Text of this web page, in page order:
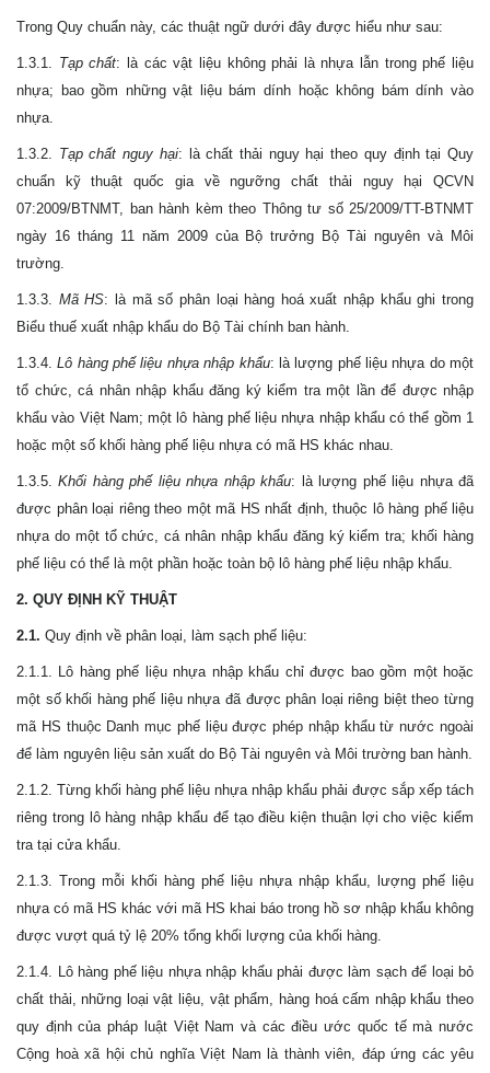
Trong Quy chuẩn này, các thuật ngữ dưới đây được hiểu như sau:
1.3.1. Tạp chất: là các vật liệu không phải là nhựa lẫn trong phế liệu
nhựa; bao gồm những vật liệu bám dính hoặc không bám dính vào
nhựa.
1.3.2. Tạp chất nguy hại: là chất thải nguy hại theo quy định tại Quy
chuẩn kỹ thuật quốc gia về ngưỡng chất thải nguy hại QCVN
07:2009/BTNMT, ban hành kèm theo Thông tư số 25/2009/TT-BTNMT
ngày 16 tháng 11 năm 2009 của Bộ trưởng Bộ Tài nguyên và Môi
trường.
1.3.3. Mã HS: là mã số phân loại hàng hoá xuất nhập khẩu ghi trong
Biểu thuế xuất nhập khẩu do Bộ Tài chính ban hành.
1.3.4.Lô hàng phế liệu nhựa nhập khẩu: là lượng phế liệu nhựa do một
tổ chức, cá nhân nhập khẩu đăng ký kiểm tra một lần để được nhập
khẩu vào Việt Nam; một lô hàng phế liệu nhựa nhập khẩu có thể gồm 1
hoặc một số khối hàng phế liệu nhựa có mã HS khác nhau.
1.3.5.Khối hàng phế liệu nhựa nhập khẩu: là lượng phế liệu nhựa đã
được phân loại riêng theo một mã HS nhất định, thuộc lô hàng phế liệu
nhựa do một tổ chức, cá nhân nhập khẩu đăng ký kiểm tra; khối hàng
phế liệu có thể là một phần hoặc toàn bộ lô hàng phế liệu nhập khẩu.
2. QUY ĐỊNH KỸ THUẬT
2.1. Quy định về phân loại, làm sạch phế liệu:
2.1.1. Lô hàng phế liệu nhựa nhập khẩu chỉ được bao gồm một hoặc
một số khối hàng phế liệu nhựa đã được phân loại riêng biệt theo từng
mã HS thuộc Danh mục phế liệu được phép nhập khẩu từ nước ngoài
để làm nguyên liệu sản xuất do Bộ Tài nguyên và Môi trường ban hành.
2.1.2. Từng khối hàng phế liệu nhựa nhập khẩu phải được sắp xếp tách
riêng trong lô hàng nhập khẩu để tạo điều kiện thuận lợi cho việc kiểm
tra tại cửa khẩu.
2.1.3. Trong mỗi khối hàng phế liệu nhựa nhập khẩu, lượng phế liệu
nhựa có mã HS khác với mã HS khai báo trong hồ sơ nhập khẩu không
được vượt quá tỷ lệ 20% tổng khối lượng của khối hàng.
2.1.4. Lô hàng phế liệu nhựa nhập khẩu phải được làm sạch để loại bỏ
chất thải, những loại vật liệu, vật phẩm, hàng hoá cấm nhập khẩu theo
quy định của pháp luật Việt Nam và các điều ước quốc tế mà nước
Cộng hoà xã hội chủ nghĩa Việt Nam là thành viên, đáp ứng các yêu